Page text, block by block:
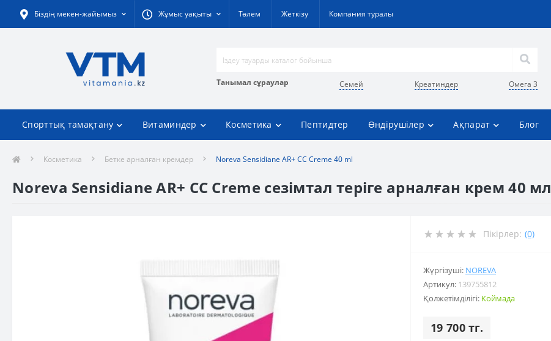
Біздің мекен-жайымыз Жұмыс уақыты Төлем Жеткізу Компания туралы
Танымал сұраулар Семей Креатиндер Омега 3
Спорттық тамақтану Витаминдер Косметика Пептидтер Өндірушілер Ақпарат Блог
Косметика Бетке арналған кремдер Noreva Sensidiane AR+ CC Creme 40 ml
Noreva Sensidiane AR+ CC Creme сезімтал теріге арналған крем 40 мл
Пікірлер: (0)
Жүргізуші: NOREVA
Артикул: 139755812
Қолжетімділігі: Коймада
19 700 тг.